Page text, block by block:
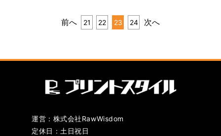
前へ 21 22 23 24 次へ
運営：株式会社RawWisdom
定休日：土日祝日